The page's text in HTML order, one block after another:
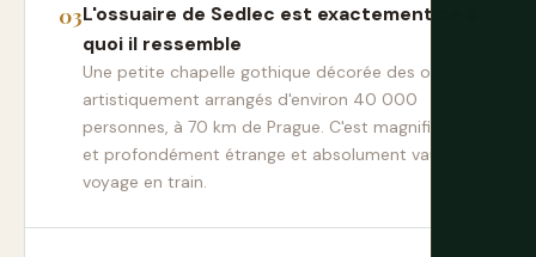
L'ossuaire de Sedlec est exactement ce à
quoi il ressemble
Une petite chapelle gothique décorée des os
artistiquement arrangés d'environ 40 000
personnes, à 70 km de Prague. C'est magnifique
et profondément étrange et absolument vaut le
voyage en train.